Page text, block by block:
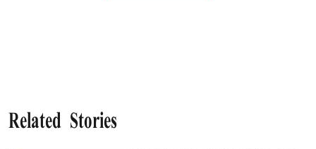
Related Stories